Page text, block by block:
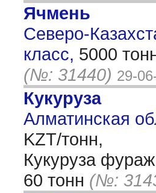
Ячмень
Северо-
класс, 5000
(№: 31440) 29-
Кукуруза
Алматинская
KZT/тонн,
Кукуруза
60 тонн (№: